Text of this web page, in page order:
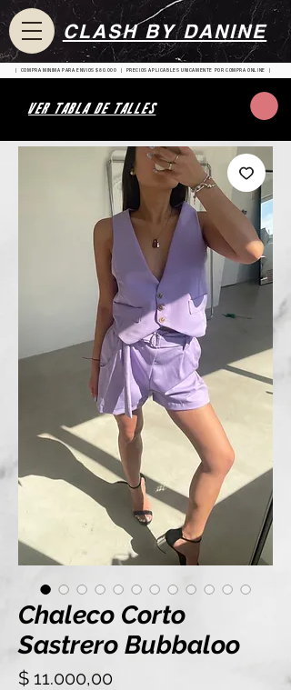
| COMPRA MINIMA PARA ENVIOS $80.000 | PRECIOS APLICABLES UNICAMENTE POR COMPRA ONLINE |
CLASH BY DANINE
VER TABLA DE TALLES
Chaleco Corto
Sastrero Bubbaloo
$ 11.000,00Precio